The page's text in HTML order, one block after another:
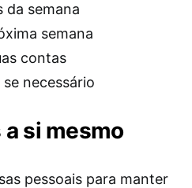
da semana
semana
contas
necessário
si mesmo
pessoais para manter